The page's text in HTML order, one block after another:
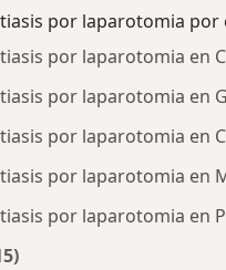
por laparotomia por
por laparotomia en
por laparotomia en
por laparotomia en
por laparotomia en
por laparotomia en